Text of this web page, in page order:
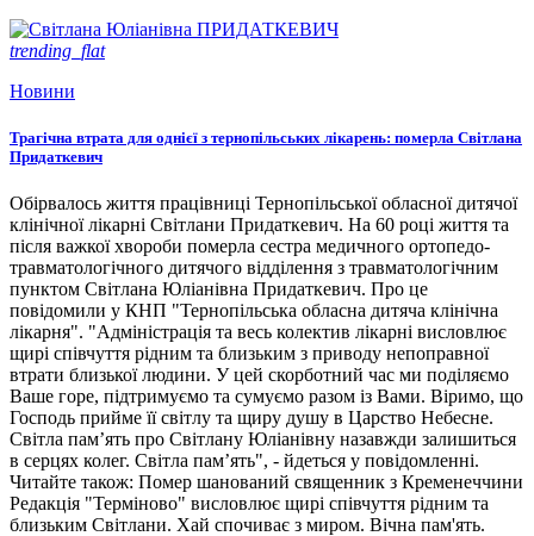
trending_flat
Новини
Трагічна втрата для однієї з тернопільських лікарень: померла Світлана
Придаткевич
Обірвалось життя працівниці Тернопільської обласної дитячої
клінічної лікарні Світлани Придаткевич. На 60 році життя та
після важкої хвороби померла сестра медичного ортопедо-
травматологічного дитячого відділення з травматологічним
пунктом Світлана Юліанівна Придаткевич. Про це
повідомили у КНП "Тернопільська обласна дитяча клінічна
лікарня". "Адміністрація та весь колектив лікарні висловлює
щирі співчуття рідним та близьким з приводу непоправної
втрати близької людини. У цей скорботний час ми поділяємо
Ваше горе, підтримуємо та сумуємо разом із Вами. Віримо, що
Господь прийме її світлу та щиру душу в Царство Небесне.
Світла пам’ять про Світлану Юліанівну назавжди залишиться
в серцях колег. Світла пам’ять", - йдеться у повідомленні.
Читайте також: Помер шанований священник з Кременеччини
Редакція "Терміново" висловлює щирі співчуття рідним та
близьким Світлани. Хай спочиває з миром. Вічна пам'ять.